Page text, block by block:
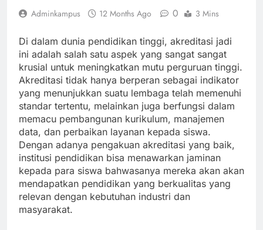
Adminkampus 12 Months Ago 0 3 Mins
Di dalam dunia pendidikan tinggi, akreditasi jadi
ini adalah salah satu aspek yang sangat sangat
krusial untuk meningkatkan mutu perguruan tinggi.
Akreditasi tidak hanya berperan sebagai indikator
yang menunjukkan suatu lembaga telah memenuhi
standar tertentu, melainkan juga berfungsi dalam
memacu pembangunan kurikulum, manajemen
data, dan perbaikan layanan kepada siswa.
Dengan adanya pengakuan akreditasi yang baik,
institusi pendidikan bisa menawarkan jaminan
kepada para siswa bahwasanya mereka akan akan
mendapatkan pendidikan yang berkualitas yang
relevan dengan kebutuhan industri dan
masyarakat.